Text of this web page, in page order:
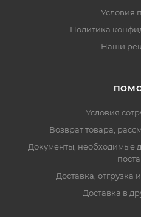
Условия
Политика
Наши
Условия
Возврат товара,
Документы, необходимые
Доставка, отгрузка
Доставка в